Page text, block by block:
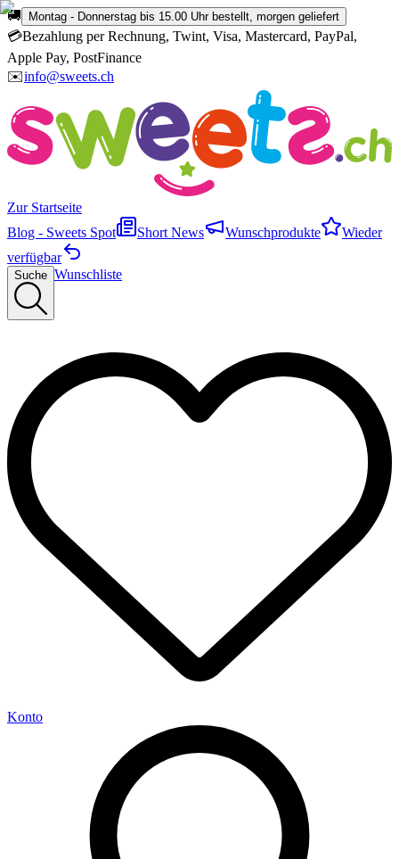
🚚 Montag - Donnerstag bis 15.00 Uhr bestellt, morgen geliefert
💳Bezahlung per Rechnung, Twint, Visa, Mastercard, PayPal,
Apple Pay, PostFinance
✉️info@sweets.ch
Zur Startseite
Blog - Sweets Spot
Short News Wunschprodukte
Wieder
verfügbar
Suche Wunschliste
Konto